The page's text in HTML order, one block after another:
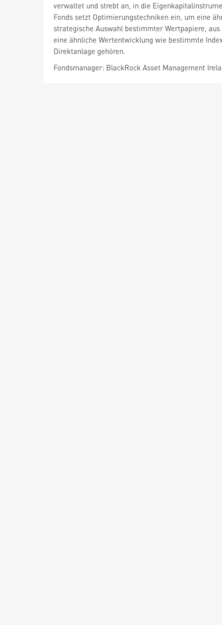
verwaltet und strebt an, in die
Fonds setzt Optimierungstechniken ein, um eine
strategische Auswahl bestimmter Wertpapiere,
eine ähnliche Wertentwicklung wie bestimmte
Direktanlage gehören.
Fondsmanager: BlackRock Asset Management